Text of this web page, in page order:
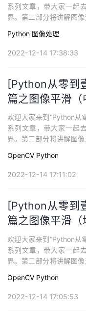
系列文章，带大家一起
界。第二部分将讲解图
知识，希望您喜欢。
Python 图像处理
2022-12-14 17:38:33
[Python从零到
篇之图像平滑（
欢迎大家来到“Python从
系列文章，带大家一起
界。第二部分将讲解图
解图像平滑知识，包括中
OpenCV Python
2022-12-14 17:11:02
[Python从零到
篇之图像平滑
滤波）
欢迎大家来到“Python从
系列文章，带大家一起
界。第二部分将讲解图
化。这篇文章将详细讲
和高斯滤波。希望您喜欢~
OpenCV Python
2022-12-14 17:05:53